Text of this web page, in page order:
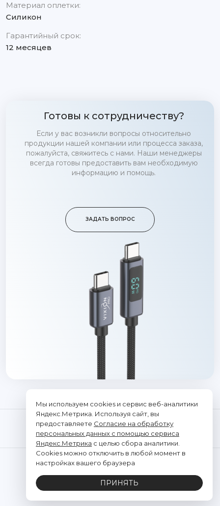
Материал оплетки:
Силикон
Гарантийный срок:
12 месяцев
Готовы к сотрудничеству?
Если у вас возникли вопросы относительно
продукции нашей компании или процесса заказа,
пожалуйста, свяжитесь с нами. Наши менеджеры
всегда готовы предоставить вам необходимую
информацию и помощь.
ЗАДАТЬ ВОПРОС
© "Vixion", 2026. Все права защищены
ИНН: 2312291662, ОГРН: 1202300021428
Политика обработки персональных данных
Мы используем cookies и сервис веб-аналитики
Яндекс.Метрика. Используя сайт, вы
предоставляете Согласие на обработку
персональных данных с помощью сервиса
Яндекс.Метрика с целью сбора аналитики.
Cookies можно отключить в любой момент в
настройках вашего браузера
ПРИНЯТЬ